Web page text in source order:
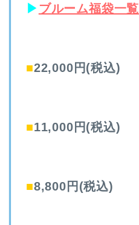
▶︎ ブルーム福袋一覧
■22,000円(税込)
■11,000円(税込)
■8,800円(税込)